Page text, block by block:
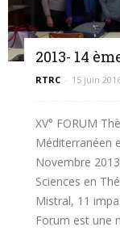
2013- 14
RTRC - 15 juin
XV° FORUM
Méditerranéen
Novembre
Sciences en
Mistral, 11
Forum est une